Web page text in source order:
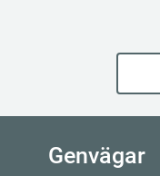
Genvägar